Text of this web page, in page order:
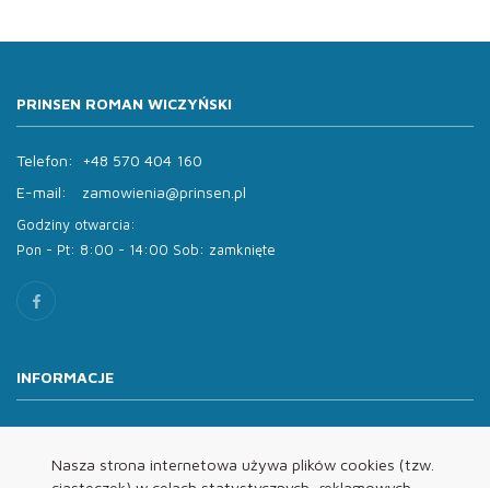
Nasza strona internetowa używa plików cookies (tzw.
PRINSEN ROMAN WICZYŃSKI
Telefon:
+48 570 404 160
E-mail:
zamowienia@prinsen.pl
Godziny otwarcia:
Pon - Pt: 8:00 - 14:00 Sob: zamknięte
INFORMACJE
Oferta